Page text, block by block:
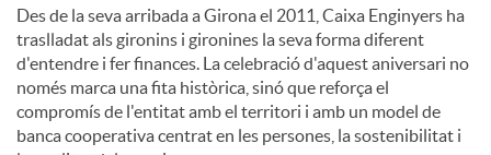
Des de la seva arribada a Girona el 2011, Caixa Enginyers ha
traslladat als gironins i gironines la seva forma diferent
d'entendre i fer finances. La celebració d'aquest aniversari no
només marca una fita històrica, sinó que reforça el
compromís de l'entitat amb el territori i amb un model de
banca cooperativa centrat en les persones, la sostenibilitat i